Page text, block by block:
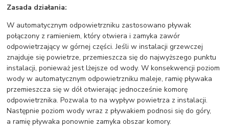
Zasada działania:
W automatycznym odpowietrzniku zastosowano pływak
połączony z ramieniem, który otwiera i zamyka zawór
odpowietrzający w górnej części. Jeśli w instalacji grzewczej
znajduje się powietrze, przemieszcza się do najwyższego punktu
instalacji, ponieważ jest lżejsze od wody. W konsekwencji poziom
wody w automatycznym odpowietrzniku maleje, ramię pływaka
przemieszcza się w dół otwierając jednocześnie komorę
odpowietrznika. Pozwala to na wypływ powietrza z instalacji.
Następnie poziom wody wraz z pływakiem podnosi się do góry,
a ramię pływaka ponownie zamyka obszar komory.